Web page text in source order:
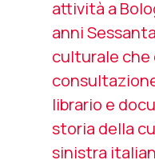
attività a
anni
culturale che
librario e
storia della
sinistra